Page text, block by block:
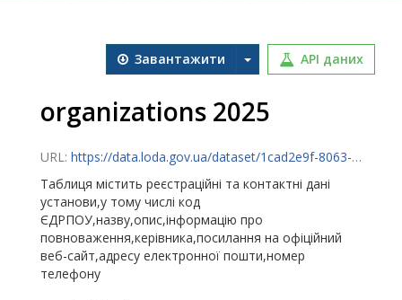
Завантажити API даних
organizations 2025
URL: https://data.loda.gov.ua/dataset/1cad2e9f-8063-4e5d-b036-4480160f0387/resource/c4c54d37-d436-4a37-af81-7fc7f44869de/download/organizations-.csv
Таблиця містить реєстраційні та контактні дані
установи,у тому числі код
ЄДРПОУ,назву,опис,інформацію про
повноваження,керівника,посилання на офіційний
веб-сайт,адресу електронної пошти,номер
телефону